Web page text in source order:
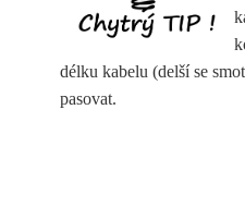
délku kabelu (delší se
pasovat.